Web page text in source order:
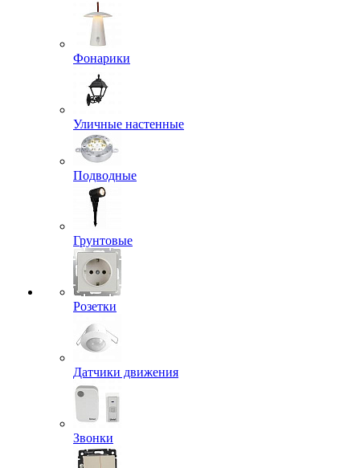
Фонарики
Уличные настенные
Подводные
Грунтовые
Розетки
Датчики движения
Звонки